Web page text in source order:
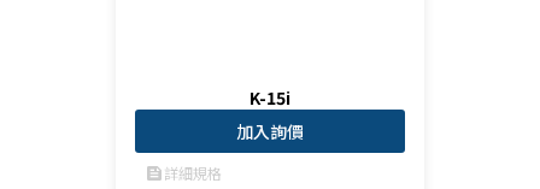
K-15i
加入詢價
feed詳細規格